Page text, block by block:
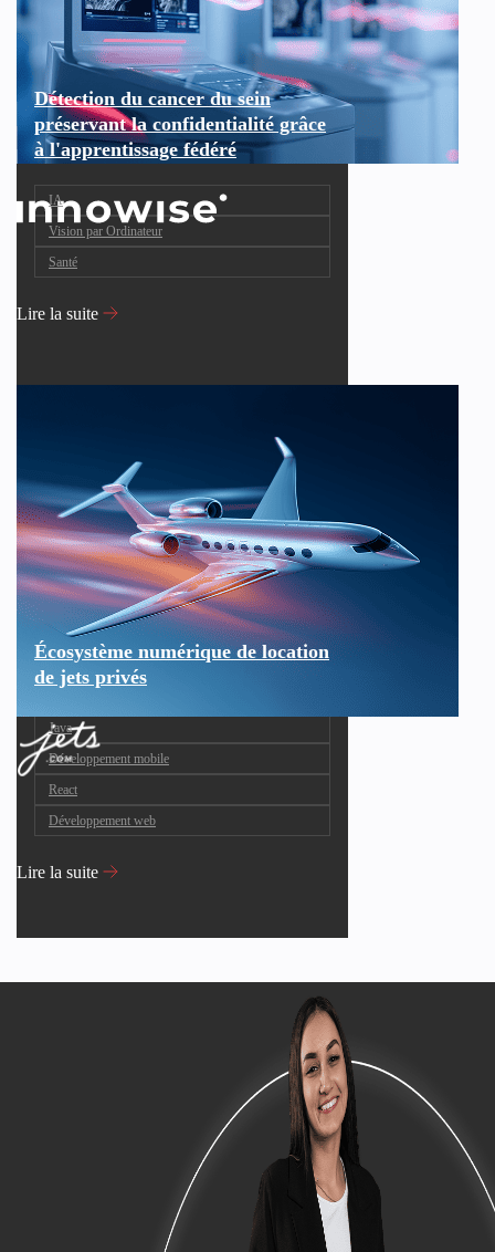
Détection du cancer du sein
préservant la confidentialité grâce
à l'apprentissage fédéré
IA
Vision par Ordinateur
Santé
Lire la suite
Écosystème numérique de location
de jets privés
Java
Développement mobile
React
Développement web
Lire la suite